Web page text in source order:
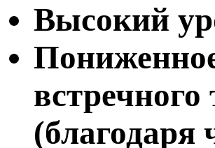
Высокий
встречного
(благодаря